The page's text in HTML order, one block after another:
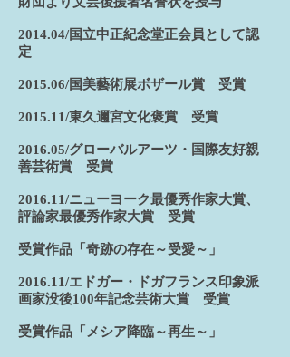
2014.04/国立中正紀念堂正会員として認
定
2015.06/国美藝術展ボザール賞 受賞
2015.11/東久邇宮文化褒賞 受賞
2016.05/グローバルアーツ・国際友好親
善芸術賞 受賞
2016.11/ニューヨーク最優秀作家大賞、
評論家最優秀作家大賞 受賞
受賞作品「奇跡の存在～受愛～」
2016.11/エドガー・ドガフランス印象派
画家没後100年記念芸術大賞 受賞
受賞作品「メシア降臨～再生～」